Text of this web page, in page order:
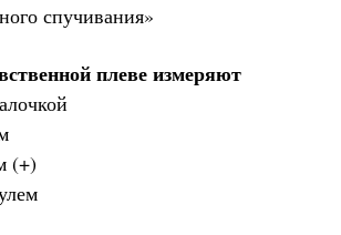
спучивания»
плеве измеряют
(+)